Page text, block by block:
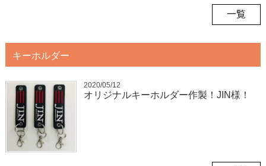
一覧
キーホルダー
2020/05/12
オリジナルキーホルダー作製！JIN様！